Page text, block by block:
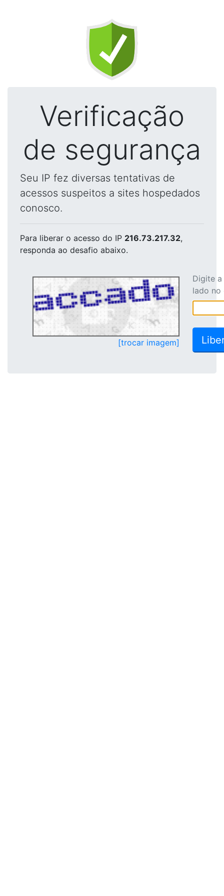
Verificação
de segurança
Seu IP fez diversas tentativas de
acessos suspeitos a sites hospedados
conosco.
Para liberar o acesso do IP 216.73.217.32,
responda ao desafio abaixo.
[trocar imagem]
Digite
lado no